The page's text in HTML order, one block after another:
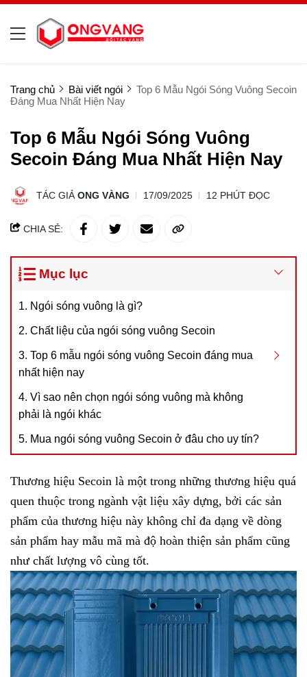
Trang chủ Bài viết ngói
Top 6 Mẫu Ngói Sóng Vuông Secoin
Đáng Mua Nhất Hiện Nay
Top 6 Mẫu Ngói Sóng Vuông
Secoin Đáng Mua Nhất Hiện Nay
TÁC GIẢ ONG VÀNG 17/09/2025 12 PHÚT ĐỌC
CHIA SẺ:
Mục lục
1. Ngói sóng vuông là gì?
2. Chất liệu của ngói sóng vuông Secoin
3. Top 6 mẫu ngói sóng vuông Secoin đáng mua
nhất hiện nay
4. Vì sao nên chọn ngói sóng vuông mà không
phải là ngói khác
5. Mua ngói sóng vuông Secoin ở đâu cho uy tín?
Thương hiệu Secoin là một trong những thương hiệu quá
quen thuộc trong ngành vật liệu xây dựng, bởi các sản
phẩm của thương hiệu này không chỉ đa dạng về dòng
sản phẩm hay mẫu mã mà độ hoàn thiện sản phẩm cũng
như chất lượng vô cùng tốt.